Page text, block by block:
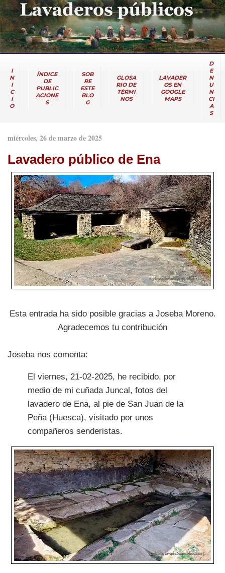
I
N
I
C
I
O
ÍNDICE
DE
PUBLIC
ACIONE
S
SOB
RE
ESTE
BLO
G
GLOSA
RIO DE
TÉRMI
NOS
LAVADER
OS EN
GOOGLE
MAPS
D
E
N
U
N
CI
A
S
miércoles, 26 de marzo de 2025
Lavadero público de Ena
Esta entrada ha sido posible gracias a Joseba Moreno.
Agradecemos tu contribución
Joseba nos comenta:
El viernes, 21-02-2025, he recibido, por
medio de mi cuñada Juncal, fotos del
lavadero de Ena, al pie de San Juan de la
Peña (Huesca), visitado por unos
compañeros senderistas.